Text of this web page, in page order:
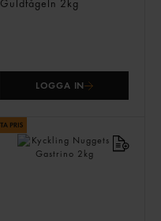
Guldfågeln 2kg
LOGGA IN